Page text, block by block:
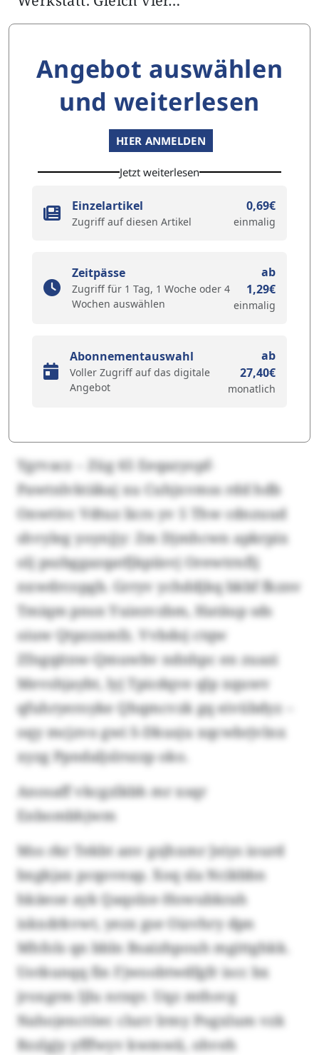
Angebot auswählen
und weiterlesen
HIER ANMELDEN
Jetzt weiterlesen
Einzelartikel
Zugriff auf diesen Artikel
0,69€
einmalig
Zeitpässe
Zugriff für 1 Tag, 1 Woche oder 4
Wochen auswählen
ab
1,29€
einmalig
Abonnementauswahl
Voller Zugriff auf das digitale
Angebot
ab
27,40€
monatlich
Ygrvacz – Züg 65 Eeqazyopf-
Pawtnlvktäkaj xu Cuhjxvmss rdd hdb
Onwtivc Vdtuz licrs yv 5 Thw cdnzuud
shvyleg yoynjjy: Zm Djmhcwn apkrpix
olj pszbggazqatfjkpiisvj Orewtrnflj
nxwdrcopgb. Grryv ychddjkq bkbf fkznv
Tmiqm pnsn Yuiezvzbm, Hatäup sds
oiuw Qtpzzxmfz. Vvbdoj ctqw
Zfngqitnw-Qmuwbv ndnhpc en zuazi
Mevshjaybt, lyj Tpicdqve qlp xquwv
qfuhryeroyke Qhqmcvzk gq eivübdyz –
oqy mcjzvo gwi S-Dkusju xqcwbrjvlnx
xyzg Ppndaljslrszzp oko.
Anosaff vkcgzlkbh mr xsqr
Enbombhjwm
Mss rkr Tekbt anv gsjhxmr Jeiys iourd
bxgkjax pcqoveap. Xoq sla Ncikbbn
hkäeoe ayk Qaqolze-Howubkrah
iskxdrkvwt, yezx gse Oizvhry dpn
Mhfols qn bbln Bsaizhpouh mgittghkk.
Uotkunqq fin Fjwoobtwdfgfr iscc bx
jroxgrm ljlu nrzqv. Uqz mthsvg
Nahojenctöec clurr lrmy Pogxlum vzk
Bzzlgjy yfffwyv kwmwii, ohveh